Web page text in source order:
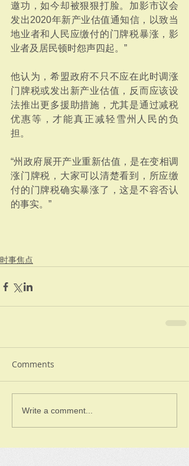
邀功，如今却被狠狠打脸。加影市议会
发出2020年新产业估值通知信，以致当
地业者和人民应缴付的门牌税暴涨，影
业者及居民顿时怨声四起。”
他认为，希盟政府不只不应在此时调涨
门牌税或发出新产业估值，反而应该设
法推出更多援助措施，尤其是通过减税
优惠等，才能真正减轻雪州人民的负
担。
“州政府展开产业重新估值，是在变相调
涨门牌税，大家可以清楚看到，所应缴
付的门牌税确实暴涨了，这是不容否认
的事实。”
时事焦点
Comments
Write a comment...